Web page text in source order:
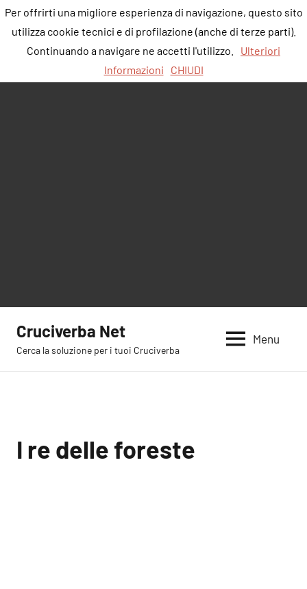
contenuto
Cruciverba Net
Cerca la soluzione per i tuoi Cruciverba
Menu
I re delle foreste
Per offrirti una migliore esperienza di navigazione, questo sito
utilizza cookie tecnici e di profilazione (anche di terze parti).
Continuando a navigare ne accetti l'utilizzo.
Ulteriori
Informazioni
CHIUDI